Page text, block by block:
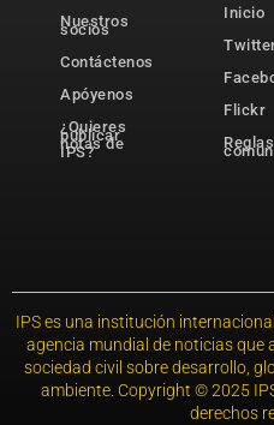
Nuestros
socios
Contáctenos
Apóyenos
¿Quieres
publicar
notas de
IPS?
Inicio
Flickr
IPS es una institución
agencia mundial de noticias que
sociedad civil sobre desarrollo,
ambiente. Copyright © 2025
derechos